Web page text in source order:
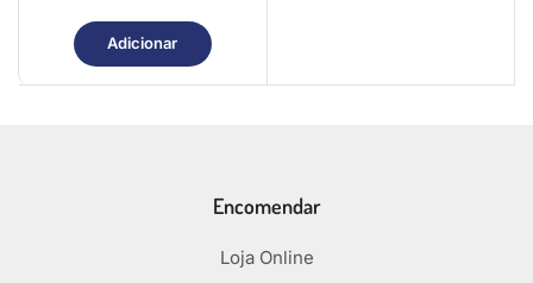
Adicionar
Encomendar
Loja Online